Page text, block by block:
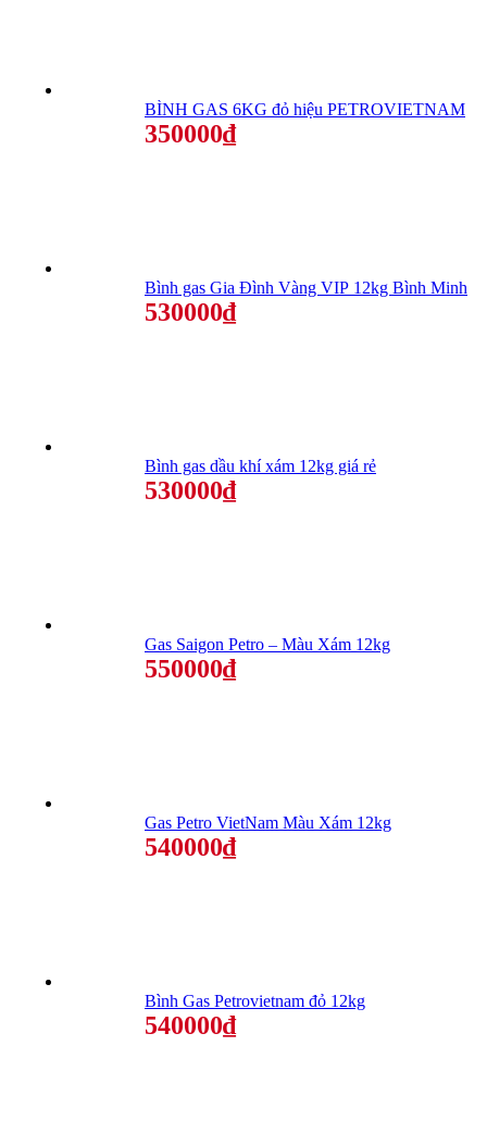
BÌNH GAS 6KG đỏ hiệu PETROVIETNAM
350000₫
Bình gas Gia Đình Vàng VIP 12kg Bình Minh
530000₫
Bình gas dầu khí xám 12kg giá rẻ
530000₫
Gas Saigon Petro – Màu Xám 12kg
550000₫
Gas Petro VietNam Màu Xám 12kg
540000₫
Bình Gas Petrovietnam đỏ 12kg
540000₫